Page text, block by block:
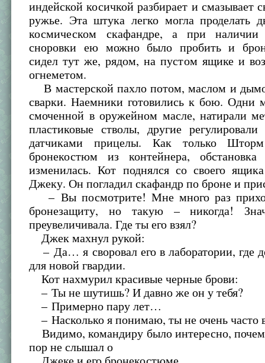
индейской косичкой разбирает и смазывает
ружье. Эта штука легко могла проделать
космическом скафандре, а при наличии
сноровки ею можно было пробить и
сидел тут же, рядом, на пустом ящике и
огнеметом.
В мастерской пахло потом, маслом и
сварки. Наемники готовились к бою. Одни
смоченной в оружейном масле, натирали
пластиковые стволы, другие
датчиками прицелы. Как только
бронекостюм из контейнера,
изменилась. Кот поднялся со своего
Джеку. Он погладил скафандр по броне и
– Вы посмотрите! Мне много раз
бронезащиту, но такую – никогда!
преувеличивала. Где ты его взял?
Джек махнул рукой:
– Да… я своровал его в лаборатории, где
для новой гвардии.
Кот нахмурил красивые черные брови:
– Ты не шутишь? И давно же он у тебя?
– Примерно пару лет…
– Насколько я понимаю, ты не очень часто
Видимо, командиру было интересно,
пор не слышал о